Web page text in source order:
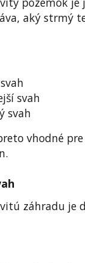
aký strmý
svah
svah
vhodné
záhradu je